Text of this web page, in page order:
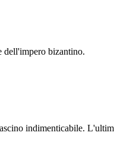
dell'impero bizantino.
indimenticabile.